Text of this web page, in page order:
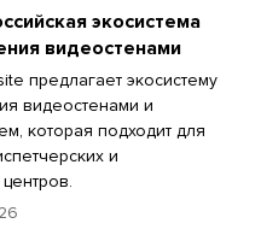
экосистема
видеостенами
предлагает экосистему
видеостенами и
которая подходит для
и